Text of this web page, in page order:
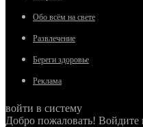
Обо всём на свете
Развлечение
Береги здоровье
Реклама
войти в систему
Добро пожаловать! Войдите